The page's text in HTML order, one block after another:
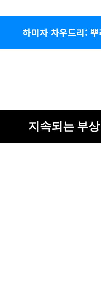
하미자 차우드리:
지속되는 부